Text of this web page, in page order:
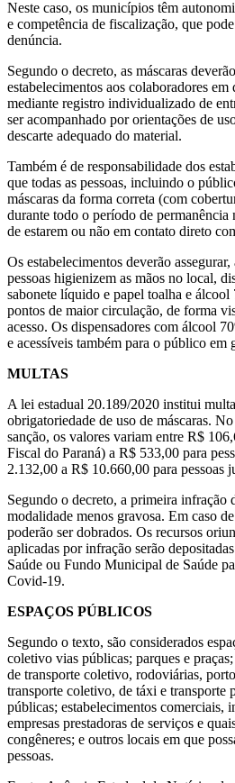
Neste caso, os municípios têm
e competência de fiscalização, que
denúncia.
Segundo o decreto, as máscaras
estabelecimentos aos colaboradores
mediante registro individualizado de
ser acompanhado por orientações de
descarte adequado do material.
Também é de responsabilidade dos
que todas as pessoas, incluindo o
máscaras da forma correta (com
durante todo o período de permanência
de estarem ou não em contato direto
Os estabelecimentos deverão
pessoas higienizem as mãos no local,
sabonete líquido e papel toalha e
pontos de maior circulação, de forma
acesso. Os dispensadores com álcool
e acessíveis também para o público em
MULTAS
A lei estadual 20.189/2020 institui
obrigatoriedade de uso de máscaras.
sanção, os valores variam entre R$
Fiscal do Paraná) a R$ 533,00 para
2.132,00 a R$ 10.660,00 para pessoas
Segundo o decreto, a primeira infração
modalidade menos gravosa. Em caso
poderão ser dobrados. Os recursos
aplicadas por infração serão
Saúde ou Fundo Municipal de Saúde
Covid-19.
ESPAÇOS PÚBLICOS
Segundo o texto, são considerados
coletivo vias públicas; parques e
de transporte coletivo, rodoviárias,
transporte coletivo, de táxi e transporte
públicas; estabelecimentos comerciais,
empresas prestadoras de serviços e
congêneres; e outros locais em que
pessoas.